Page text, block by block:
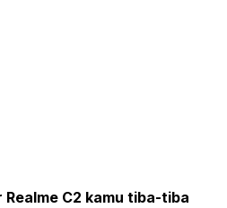
C2 kamu tiba-tiba